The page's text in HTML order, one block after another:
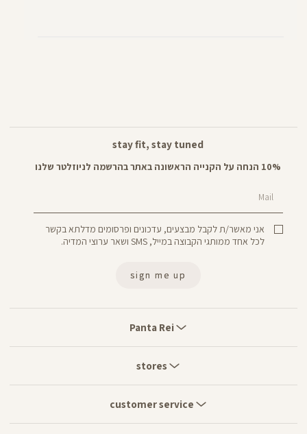
Rei
Panta Rei
stores
service
customer service
stay fit, stay tuned
10% הנחה על הקנייה הראשונה באתר בהרשמה לניוזלטר שלנו
Mail
אני מאשר/ת לקבל מבצעים, עדכונים ופרסומים מדלתא בקשר
לכל אחד ממותגי הקבוצה במייל, SMS ושאר ערוצי המדיה.
sign me up